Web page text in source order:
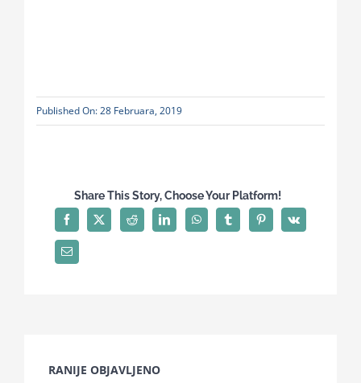
Published On: 28 Februara, 2019
Share This Story, Choose Your Platform!
RANIJE OBJAVLJENO